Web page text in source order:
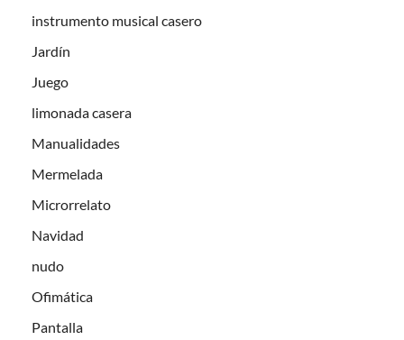
instrumento musical casero
Jardín
Juego
limonada casera
Manualidades
Mermelada
Microrrelato
Navidad
nudo
Ofimática
Pantalla